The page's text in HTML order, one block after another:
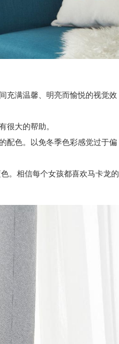
满温馨、明亮而愉悦的视觉效
大的帮助。
色。以免冬季色彩感觉过于偏
。相信每个女孩都喜欢马卡龙的